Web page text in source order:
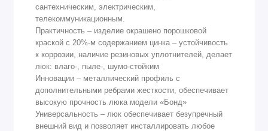
сантехническим, электрическим,
телекоммуникационным.
Практичность – изделие окрашено порошковой
краской с 20%-м содержанием цинка – устойчивость
к коррозии, наличие резиновых уплотнителей, делает
люк: влаго-, пыле-, шумо-стойким
Инновации – металлический профиль с
дополнительными ребрами жесткости, обеспечивает
высокую прочность люка модели «Бонд»
Универсальность – люк обеспечивает безупречный
внешний вид и позволяет инсталлировать любое